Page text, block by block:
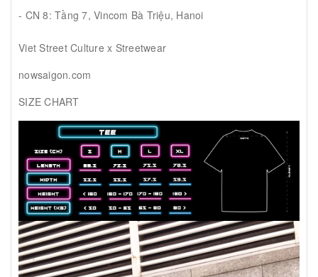
- CN 8: Tầng 7, Vincom Bà Triệu, Hanoi
Viet Street Culture x Streetwear
nowsaigon.com
SIZE CHART